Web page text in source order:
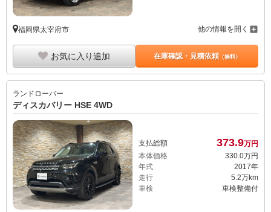
福岡県太宰府市 他の情報を開く
お気に入り追加 在庫確認・見積依頼（無料）
ランドローバー
ディスカバリー HSE 4WD
支払総額 373.9万円
本体価格
330. 0万円
年式
2017年
走行
5.2万km
車検
車検整備付